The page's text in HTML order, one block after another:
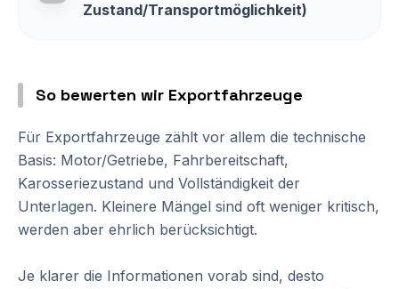
Zustand/Transportmöglichkeit)
So bewerten wir Exportfahrzeuge
Für Exportfahrzeuge zählt vor allem die technische
Basis: Motor/Getriebe, Fahrbereitschaft,
Karosseriezustand und Vollständigkeit der
Unterlagen. Kleinere Mängel sind oft weniger kritisch,
werden aber ehrlich berücksichtigt.
Je klarer die Informationen vorab sind, desto